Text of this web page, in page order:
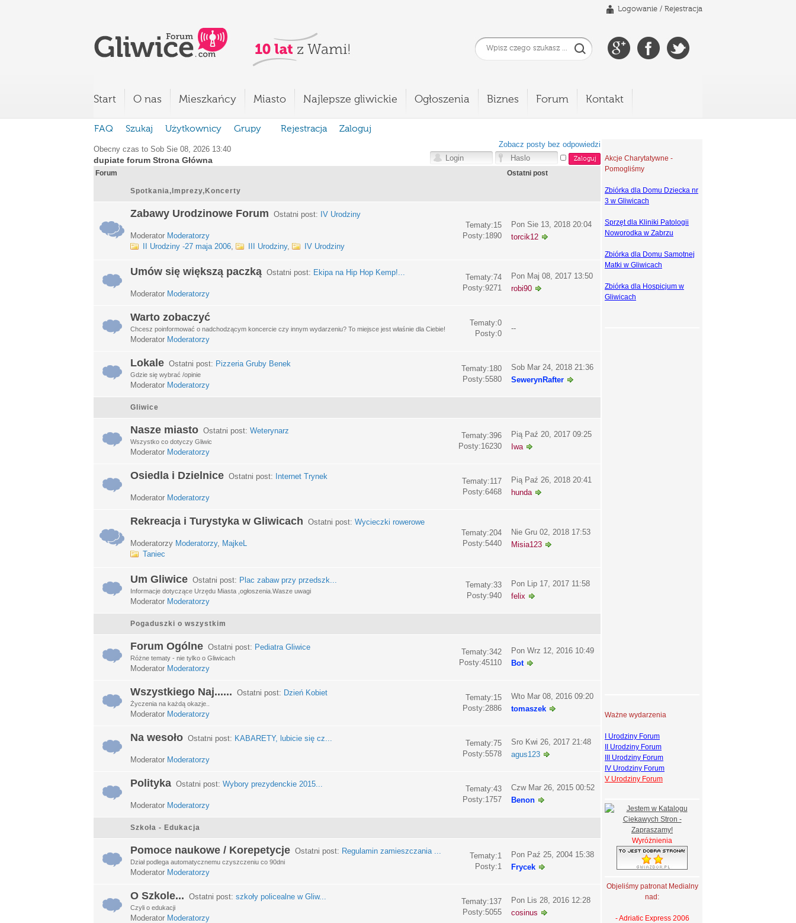
Logowanie / Rejestracja
Start O nas Mieszkańcy Miasto Najlepsze gliwickie Ogłoszenia Biznes Forum Kontakt
FAQ Szukaj Użytkownicy Grupy Rejestracja Zaloguj
Obecny czas to Sob Sie 08, 2026 13:40
dupiate forum Strona Główna
Zobacz posty bez odpowiedzi
Forum Ostatni post
Spotkania,Imprezy,Koncerty
Zabawy Urodzinowe Forum Ostatni post: IV Urodziny
Moderator Moderatorzy
II Urodziny -27 maja 2006, III Urodziny, IV Urodziny
Tematy:15
Posty:1890
Pon Sie 13, 2018 20:04
torcik12
Umów się większą paczką Ostatni post: Ekipa na Hip Hop Kemp!...
Moderator Moderatorzy
Tematy:74
Posty:9271
Pon Maj 08, 2017 13:50
robi90
Warto zobaczyć
Chcesz poinformować o nadchodzącym koncercie czy innym wydarzeniu? To miejsce jest właśnie dla Ciebie!
Moderator Moderatorzy
Tematy:0
Posty:0
--
Lokale Ostatni post: Pizzeria Gruby Benek
Gdzie się wybrać /opinie
Moderator Moderatorzy
Tematy:180
Posty:5580
Sob Mar 24, 2018 21:36
SewerynRafter
Gliwice
Nasze miasto Ostatni post: Weterynarz
Wszystko co dotyczy Gliwic
Moderator Moderatorzy
Tematy:396
Posty:16230
Pią Paź 20, 2017 09:25
Iwa
Osiedla i Dzielnice Ostatni post: Internet Trynek
Moderator Moderatorzy
Tematy:117
Posty:6468
Pią Paź 26, 2018 20:41
hunda
Rekreacja i Turystyka w Gliwicach Ostatni post: Wycieczki rowerowe
Moderatorzy Moderatorzy, MajkeL
Taniec
Tematy:204
Posty:5440
Nie Gru 02, 2018 17:53
Misia123
Um Gliwice Ostatni post: Plac zabaw przy przedszk...
Informacje dotyczące Urzędu Miasta ,ogłoszenia.Wasze uwagi
Moderator Moderatorzy
Tematy:33
Posty:940
Pon Lip 17, 2017 11:58
felix
Pogaduszki o wszystkim
Forum Ogólne Ostatni post: Pediatra Gliwice
Różne tematy - nie tylko o Gliwicach
Moderator Moderatorzy
Tematy:342
Posty:45110
Pon Wrz 12, 2016 10:49
Bot
Wszystkiego Naj...... Ostatni post: Dzień Kobiet
Życzenia na każdą okazje..
Moderator Moderatorzy
Tematy:15
Posty:2886
Wto Mar 08, 2016 09:20
tomaszek
Na wesoło Ostatni post: KABARETY, lubicie się cz...
Moderator Moderatorzy
Tematy:75
Posty:5578
Sro Kwi 26, 2017 21:48
agus123
Polityka Ostatni post: Wybory prezydenckie 2015...
Moderator Moderatorzy
Tematy:43
Posty:1757
Czw Mar 26, 2015 00:52
Benon
Szkoła - Edukacja
Pomoce naukowe / Korepetycje Ostatni post: Regulamin zamieszczania ...
Dział podlega automatycznemu czyszczeniu co 90dni
Moderator Moderatorzy
Tematy:1
Posty:1
Pon Paź 25, 2004 15:38
Frycek
O Szkole... Ostatni post: szkoły policealne w Gliw...
Czyli o edukacji
Moderator Moderatorzy
Tematy:137
Posty:5055
Pon Lis 28, 2016 12:28
cosinus
Akcje Charytatywne -
Pomogliśmy
Zbiórka dla Domu Dziecka nr
3 w Gliwicach
Sprzęt dla Kliniki Patologii
Noworodka w Zabrzu
Zbiórka dla Domu Samotnej
Matki w Gliwicach
Zbiórka dla Hospicjum w
Gliwicach
Ważne wydarzenia
I Urodziny Forum
II Urodziny Forum
III Urodziny Forum
IV Urodziny Forum
V Urodziny Forum
Wyróżnienia
Objeliśmy patronat Medialny
nad:
- Adriatic Express 2006